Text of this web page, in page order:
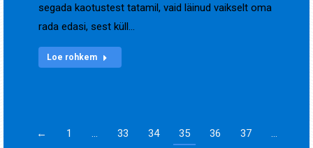
segada kaotustest tatamil, vaid läinud vaikselt oma
rada edasi, sest küll…
Loe rohkem
← 1 … 33 34 35 36 37
…